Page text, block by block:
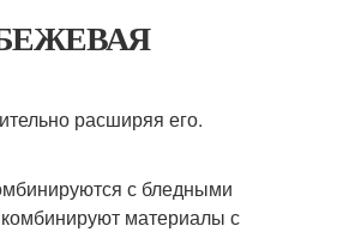
БЕЖЕВАЯ
расширяя его.
с бледными
материалы с